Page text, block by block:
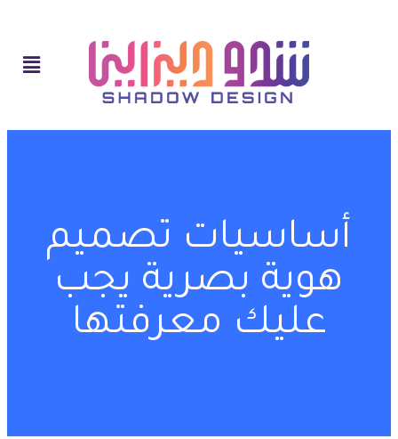
أساسيات تصميم
هوية بصرية يجب
عليك معرفتها